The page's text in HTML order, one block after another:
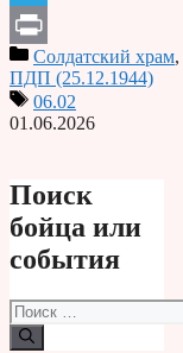
Telegram
PrintСолдатский храм,
ПДП (25.12.1944)
06.02
01.06.2026
Поиск
бойца или
события
Поиск: